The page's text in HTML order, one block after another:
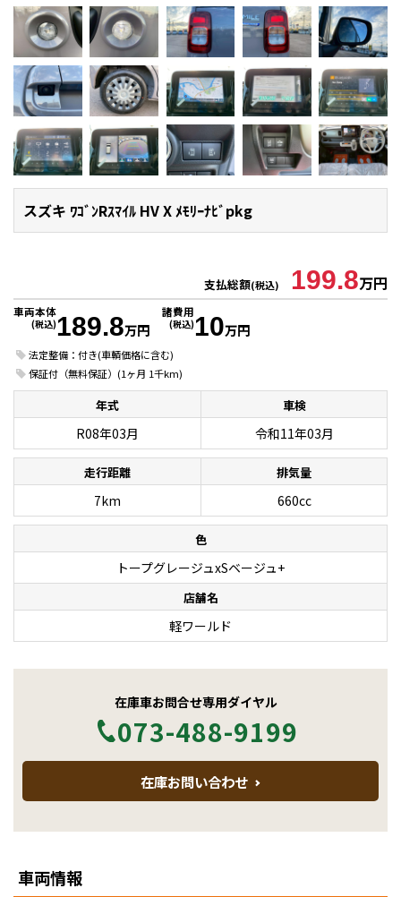
スズキ ﾜｺﾞﾝRｽﾏｲﾙ HV X ﾒﾓﾘｰﾅﾋﾞpkg
支払総額(税込) 199.8万円
車両本体
(税込)189.8万円
諸費用
(税込)10万円
法定整備：付き(車輌価格に含む)
保証付（無料保証）(1ヶ月 1千km)
年式 車検
R08年03月 令和11年03月
走行距離 排気量
7km 660cc
色
トープグレージュxSベージュ+
店舗名
軽ワールド
在庫車お問合せ専用ダイヤル
073-488-9199
在庫お問い合わせ
車両情報